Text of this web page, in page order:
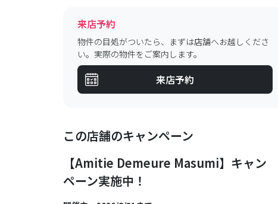
来店予約
物件の目処がついたら、まずは店舗へお越しくださ
い。実際の物件をご案内します。
来店予約
この店舗のキャンペーン
【Amitie Demeure Masumi】キャン
ペーン実施中！